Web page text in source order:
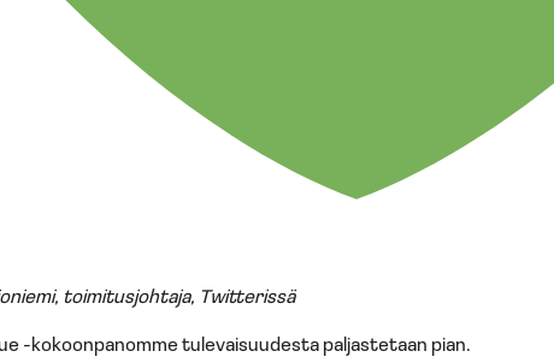
toimitusjohtaja, Twitterissä
-kokoonpanomme tulevaisuudesta paljastetaan pian.